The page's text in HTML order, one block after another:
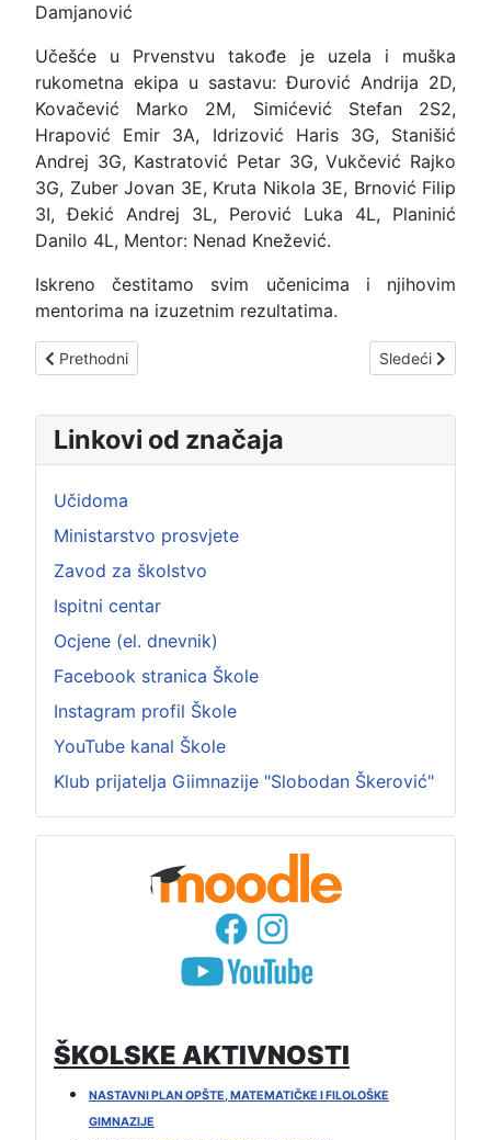
Damjanović
Učešće u Prvenstvu takođe je uzela i muška
rukometna ekipa u sastavu: Đurović Andrija 2D,
Kovačević Marko 2M, Simićević Stefan 2S2,
Hrapović Emir 3A, Idrizović Haris 3G, Stanišić
Andrej 3G, Kastratović Petar 3G, Vukčević Rajko
3G, Zuber Jovan 3E, Kruta Nikola 3E, Brnović Filip
3I, Đekić Andrej 3L, Perović Luka 4L, Planinić
Danilo 4L, Mentor: Nenad Knežević.
Iskreno čestitamo svim učenicima i njihovim
mentorima na izuzetnim rezultatima.
Prethodni članak: Poetski tragovi naše prošlosti
Prethodni Sledeći
Sledeći
Linkovi od značaja
Učidoma
Ministarstvo prosvjete
Zavod za školstvo
Ispitni centar
Ocjene (el. dnevnik)
Facebook stranica Škole
Instagram profil Škole
YouTube kanal Škole
Klub prijatelja Giimnazije "Slobodan Škerović"
ŠKOLSKE AKTIVNOSTI
NASTAVNI PLAN OPŠTE, MATEMATIČKE I FILOLOŠKE
GIMNAZIJE